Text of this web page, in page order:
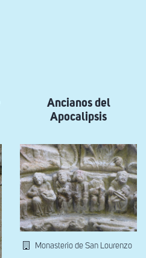
Ancianos del
Apocalipsis
Monasterio de San Lourenzo